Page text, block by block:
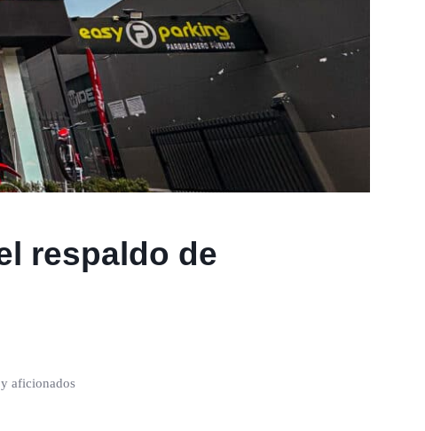
respaldo de
aficionados